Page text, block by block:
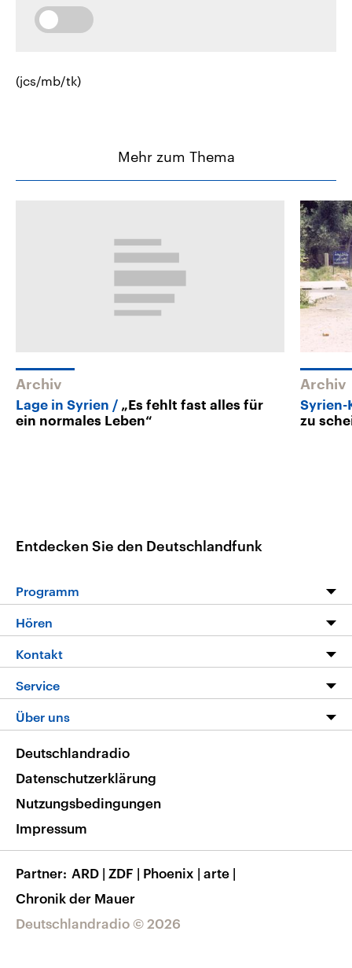
(jcs/mb/tk)
Mehr zum Thema
Archiv
Lage in Syrien
„Es fehlt fast alles für
ein normales Leben“
Archiv
Syrien-
zu
Entdecken Sie den Deutschlandfunk
Programm
Programm
Die Nachrichten
Nachrichtenleicht
Neue Beiträge auf dlf.de
Hören
Livestream
Podcasts
Deutschlandfunk App
Nachrichten App
Frequenzen
Kontakt
Hörerservice
Service
FAQ
Veranstaltungen
Musikliste
RSS
Über uns
Barrierefreiheit
Deutschlandradio © 2026
Deutschlandradio
Datenschutzerklärung
Nutzungsbedingungen
Impressum
Partner ARD | ZDF | Phoenix | arte |
Chronik der Mauer